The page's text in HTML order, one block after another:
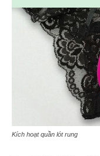
Kích hoạt quần lót rung